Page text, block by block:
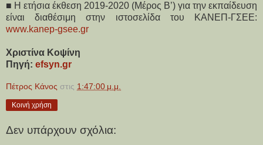
■ Η ετήσια έκθεση 2019-2020 (Μέρος Β’) για την εκπαίδευση
είναι διαθέσιμη στην ιστοσελίδα του ΚΑΝΕΠ-ΓΣΕΕ:
www.kanep-gsee.gr
Χριστίνα Κοψίνη
Πηγή: efsyn.gr
Πέτρος Κάνος στις 1:47:00 μ.μ.
Κοινή χρήση
Δεν υπάρχουν σχόλια: